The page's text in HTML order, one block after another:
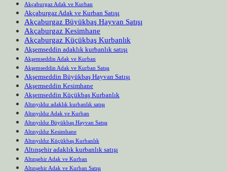
Akçaburgaz Adak ve Kurban
Akçaburgaz Adak ve Kurban Satışı
Akçaburgaz Büyükbaş Hayvan Satışı
Akçaburgaz Kesimhane
Akçaburgaz Küçükbaş Kurbanlık
Akşemseddin adaklık kurbanlık satışı
Akşemseddin Adak ve Kurban
Akşemseddin Adak ve Kurban Satışı
Akşemseddin Büyükbaş Hayvan Satışı
Akşemseddin Kesimhane
Akşemseddin Küçükbaş Kurbanlık
Altınyıldız adaklık kurbanlık satışı
Altınyıldız Adak ve Kurban
Altınyıldız Büyükbaş Hayvan Satışı
Altınyıldız Kesimhane
Altınyıldız Küçükbaş Kurbanlık
Altınşehir adaklık kurbanlık satışı
Altınşehir Adak ve Kurban
Altınşehir Adak ve Kurban Satışı